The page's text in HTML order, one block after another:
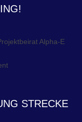
Alpha-E
STRECKE